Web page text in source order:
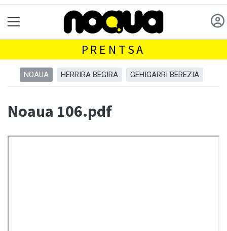
PRENTSA
NOAUA HERRIRA BEGIRA GEHIGARRI BEREZIA
Noaua 106.pdf